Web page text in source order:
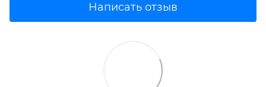
Написать отзыв